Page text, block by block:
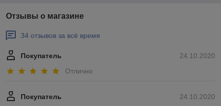
Отзывы о магазине
34 отзывов за всё время
24.10.2020
Покупатель
Отлично
24.10.2020
Покупатель